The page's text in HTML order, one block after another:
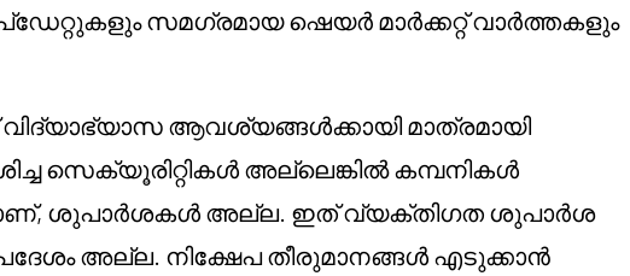
സമഗ്രമായ ഷെയർ മാർക്കറ്റ് വാർത്തകളും
ആവശ്യങ്ങൾക്കായി മാത്രമായി
സെക്യൂരിറ്റികൾ അല്ലെങ്കിൽ കമ്പനികൾ
ശുപാർശകൾ അല്ല. ഇത് വ്യക്തിഗത ശുപാർശ
അല്ല. നിക്ഷേപ തീരുമാനങ്ങൾ എടുക്കാൻ